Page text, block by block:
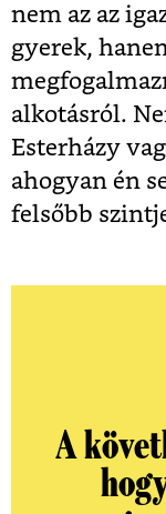
nem az az
gyerek,
alkotásról.
Esterházy
ahogyan én
felsőbb
A